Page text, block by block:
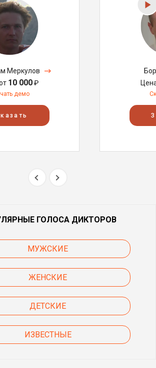
Меркулов
10 000₽
демо
ГОЛОСА ДИКТОРОВ
МУЖСКИЕ
ЖЕНСКИЕ
ДЕТСКИЕ
ИЗВЕСТНЫЕ